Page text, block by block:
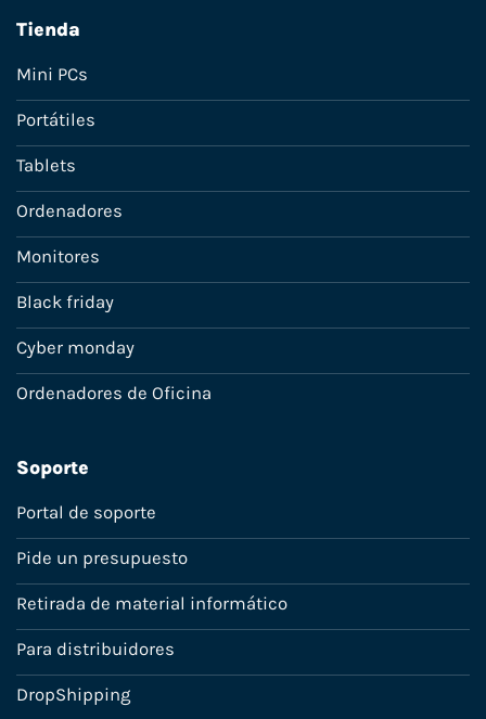
Tienda
Mini PCs
Portátiles
Tablets
Ordenadores
Monitores
Black friday
Cyber monday
Ordenadores de Oficina
Soporte
Portal de soporte
Pide un presupuesto
Retirada de material informático
Para distribuidores
DropShipping